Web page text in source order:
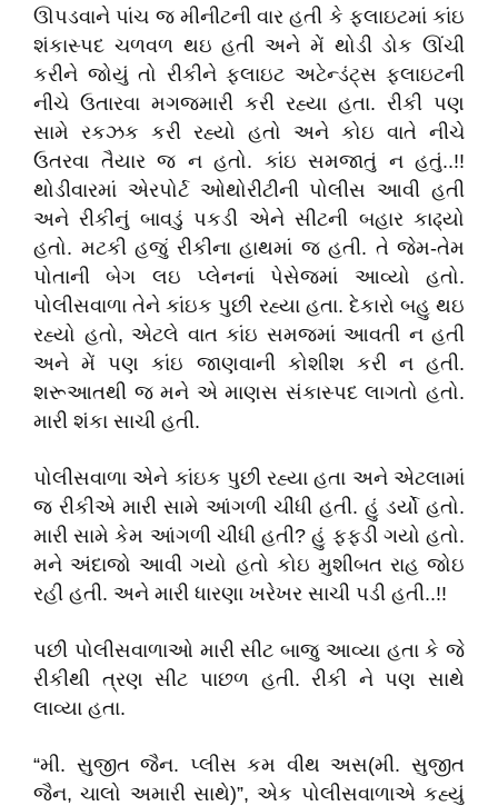
ઊપડવાને પાંચ જ મીનીટની વાર હતી કે ફ્લાઇટમાં કાંઇ
શંકાસ્પદ ચળવળ થઇ હતી અને મેં થોડી ડોક ઊંચી
કરીને જોયું તો રીકીને ફ્લાઇટ અટેન્ડંટ્સ ફ્લાઇટની
નીચે ઉતારવા મગજમારી કરી રહ્યા હતા. રીકી પણ
સામે રકઝક કરી રહ્યો હતો અને કોઇ વાતે નીચે
ઉતરવા તૈયાર જ ન હતો. કાંઇ સમજાતું ન હતું..!!
થોડીવારમાં એરપોર્ટ ઓથોરીટીની પોલીસ આવી હતી
અને રીકીનું બાવડું પકડી એને સીટની બહાર કાઢ્યો
હતો. મટકી હજું રીકીના હાથમાં જ હતી. તે જેમ-તેમ
પોતાની બેગ લઇ પ્લેનનાં પેસેજમાં આવ્યો હતો.
પોલીસવાળા તેને કાંઇક પુછી રહ્યા હતા. દેકારો બહુ થઇ
રહ્યો હતો, એટલે વાત કાંઇ સમજમાં આવતી ન હતી
અને મેં પણ કાંઇ જાણવાની કોશીશ કરી ન હતી.
શરૂઆતથી જ મને એ માણસ સંકાસ્પદ લાગતો હતો.
મારી શંકા સાચી હતી.
પોલીસવાળા એને કાંઇક પુછી રહ્યા હતા અને એટલામાં
જ રીકીએ મારી સામે આંગળી ચીંધી હતી. હું ડર્યો હતો.
મારી સામે કેમ આંગળી ચીંધી હતી? હું ફફડી ગયો હતો.
મને અંદાજો આવી ગયો હતો કોઇ મુશીબત રાહ જોઇ
રહી હતી. અને મારી ધારણા ખરેખર સાચી પડી હતી..!!
પછી પોલીસવાળાઓ મારી સીટ બાજુ આવ્યા હતા કે જે
રીકીથી ત્રણ સીટ પાછળ હતી. રીકી ને પણ સાથે
લાવ્યા હતા.
“મી. સુજીત જૈન. પ્લીસ કમ વીથ અસ(મી. સુજીત
જૈન, ચાલો અમારી સાથે)”, એક પોલીસવાળાએ કહ્યું